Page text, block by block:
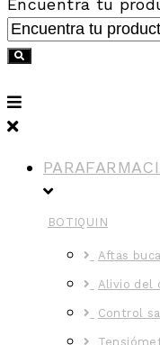
Encuentra tu
BOTIQUIN
Aftas
Alivio del
Control